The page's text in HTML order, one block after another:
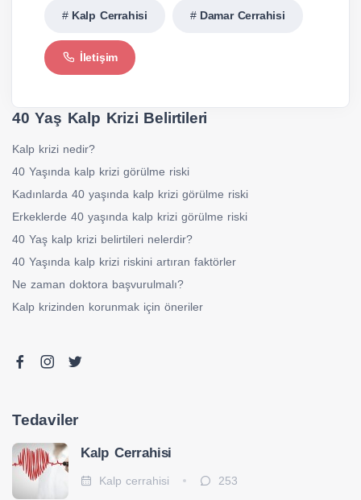
Kalp Cerrahisi Damar Cerrahisi
İletişim
40 Yaş Kalp Krizi Belirtileri
Kalp krizi nedir?
40 Yaşında kalp krizi görülme riski
Kadınlarda 40 yaşında kalp krizi görülme riski
Erkeklerde 40 yaşında kalp krizi görülme riski
40 Yaş kalp krizi belirtileri nelerdir?
40 Yaşında kalp krizi riskini artıran faktörler
Ne zaman doktora başvurulmalı?
Kalp krizinden korunmak için öneriler
Tedaviler
Kalp Cerrahisi
Kalp cerrahisi 253